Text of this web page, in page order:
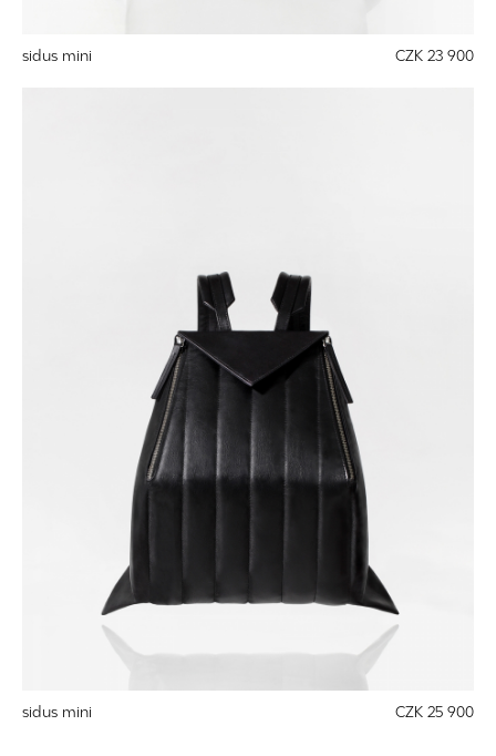
sidus mini CZK 23 900
sidus mini CZK 25 900